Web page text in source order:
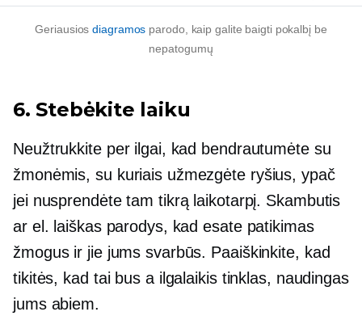
Geriausiosdiagramos parodo, kaip galite baigti pokalbį be
nepatogumų
6. Stebėkite laiku
Neužtrukkite per ilgai, kad bendrautumėte su
žmonėmis, su kuriais užmezgėte ryšius, ypač
jei nusprendėte tam tikrą laikotarpį. Skambutis
ar el. laiškas parodys, kad esate patikimas
žmogus ir jie jums svarbūs. Paaiškinkite, kad
tikitės, kad tai bus a ilgalaikistinklas, naudingas
jums abiem.